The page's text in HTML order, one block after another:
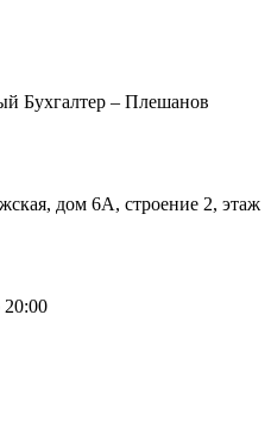
Бухгалтер – Плешанов
дом 6А, строение 2, этаж